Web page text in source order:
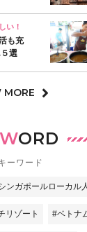
い！
も充
選
MORE
ORD
ーワード
ンガポールローカル
リゾート #ベトナ